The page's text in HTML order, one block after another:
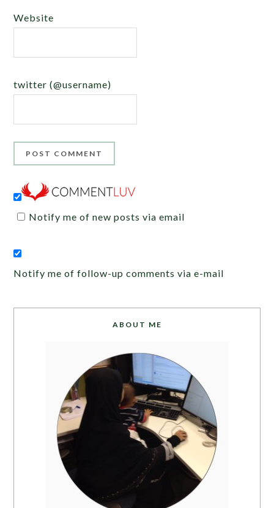
Website
twitter (@username)
Notify me of new posts via email
Notify me of follow-up comments via e-mail
ABOUT ME